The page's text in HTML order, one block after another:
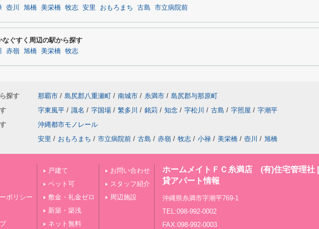
壺川 旭橋 美栄橋 牧志 安里 おもろまち 古島 市立病院前
なぐすく周辺の駅から探す
赤嶺 旭橋 美栄橋 牧志
探す 那覇市 / 島尻郡八重瀬町 / 南城市 / 糸満市 / 島尻郡与那原町
字東風平 / 識名 / 字国場 / 繁多川 / 銘苅 / 知念 / 字松川 / 古島 / 字照屋 / 字潮平
沖縄都市モノレール
安里 / おもろまち / 市立病院前 / 古島 / 赤嶺 / 牧志 / 小禄 / 美栄橋 / 壺川 / 旭橋
ポリシー
戸建て
ペット可
敷金・礼金ゼロ
新築・築浅
ネット無料
お問い合わせ
スタッフ紹介
周辺施設
ホームメイトＦＣ糸満店 (有)住宅管理社
貸アパート情報
沖縄県糸満市字潮平769-1
TEL:098-992-0002
FAX:098-992-0003